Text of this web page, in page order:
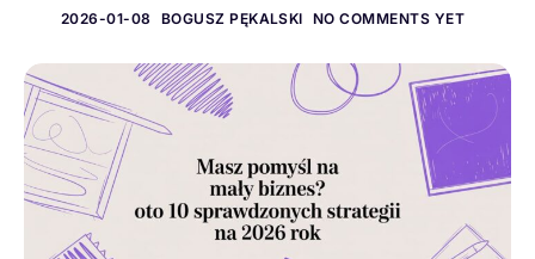
2026-01-08 BOGUSZ PĘKALSKI NO COMMENTS YET